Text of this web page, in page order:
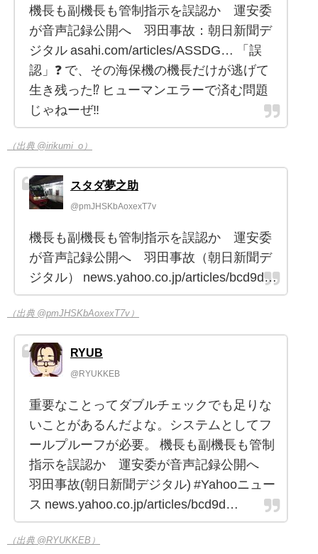
機長も副機長も管制指示を誤認か 運安委
が音声記録公開へ 羽田事故：朝日新聞デ
ジタル asahi.com/articles/ASSDG… 「誤
認」❓ で、その海保機の機長だけが逃げて
生き残った⁉ ヒューマンエラーで済む問題
じゃねーぜ‼
（出典 @irikumi_o）
スタダ夢之助
@pmJHSKbAoxexT7v
機長も副機長も管制指示を誤認か 運安委
が音声記録公開へ 羽田事故（朝日新聞デ
ジタル） news.yahoo.co.jp/articles/bcd9d…
（出典 @pmJHSKbAoxexT7v）
RYUB
@RYUKKEB
重要なことってダブルチェックでも足りな
いことがあるんだよな。システムとしてフ
ールプルーフが必要。 機長も副機長も管制
指示を誤認か 運安委が音声記録公開へ
羽田事故(朝日新聞デジタル) #Yahooニュー
ス news.yahoo.co.jp/articles/bcd9d…
（出典 @RYUKKEB）